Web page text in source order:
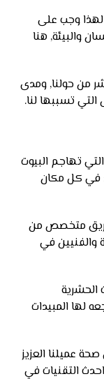
لهذا وجب على
والبيئة, هنا
من حولنا, ومدى
تسببها لنا.
تهاجم البيوت
في كل مكان
فريق متخصص من
والفنيين في
الحشرية
لها المبيدات
عميلنا العزيز
التقنيات في